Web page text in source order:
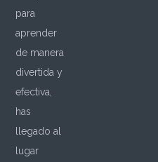
para
aprender
de manera
divertida y
efectiva,
has
llegado al
lugar